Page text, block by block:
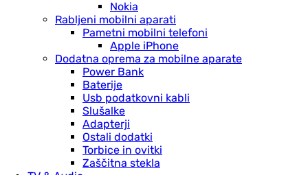
Nokia
Rabljeni mobilni aparati
Pametni mobilni telefoni
Apple iPhone
Dodatna oprema za mobilne aparate
Power Bank
Baterije
Usb podatkovni kabli
Slušalke
Adapterji
Ostali dodatki
Torbice in ovitki
Zaščitna stekla